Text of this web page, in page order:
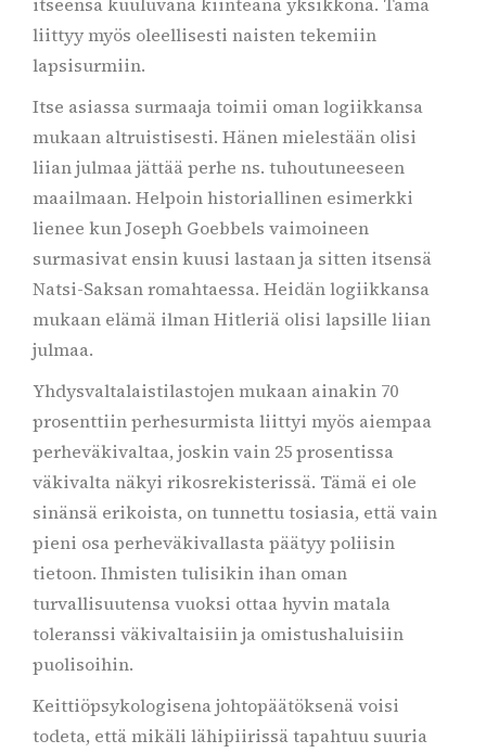
liittyy myös oleellisesti naisten tekemiin
lapsisurmiin.
Itse asiassa surmaaja toimii oman logiikkansa
mukaan altruistisesti. Hänen mielestään olisi
liian julmaa jättää perhe ns. tuhoutuneeseen
maailmaan. Helpoin historiallinen esimerkki
lienee kun Joseph Goebbels vaimoineen
surmasivat ensin kuusi lastaan ja sitten itsensä
Natsi-Saksan romahtaessa. Heidän logiikkansa
mukaan elämä ilman Hitleriä olisi lapsille liian
julmaa.
Yhdysvaltalaistilastojen mukaan ainakin 70
prosenttiin perhesurmista liittyi myös aiempaa
perheväkivaltaa, joskin vain 25 prosentissa
väkivalta näkyi rikosrekisterissä. Tämä ei ole
sinänsä erikoista, on tunnettu tosiasia, että vain
pieni osa perheväkivallasta päätyy poliisin
tietoon. Ihmisten tulisikin ihan oman
turvallisuutensa vuoksi ottaa hyvin matala
toleranssi väkivaltaisiin ja omistushaluisiin
puolisoihin.
Keittiöpsykologisena johtopäätöksenä voisi
todeta, että mikäli lähipiirissä tapahtuu suuria